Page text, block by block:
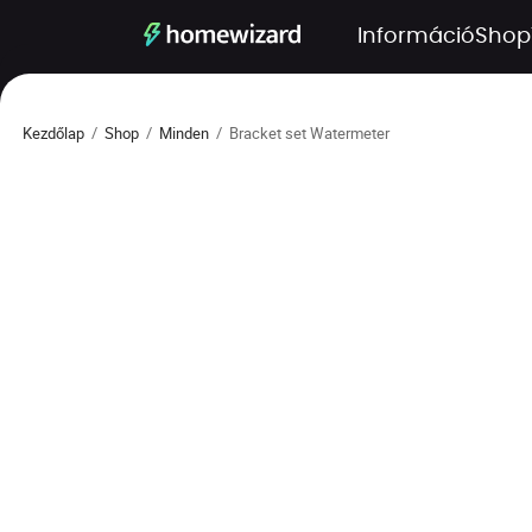
InformációShop
Kezdőlap / Shop / Minden / Bracket set Watermeter